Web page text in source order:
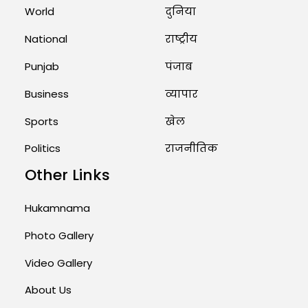
Priests Conducting Rituals...
August 1, 2026 11:24 AM
World
National
Punjab
Business
Sports
Politics
दुनिया
राष्ट्रीय
पंजाब
व्यापार
खेल
राजनीतिक
Other Links
Hukamnama
Photo Gallery
Video Gallery
About Us